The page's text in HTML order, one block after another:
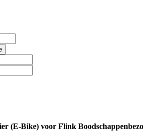
(E-Bike) voor Flink